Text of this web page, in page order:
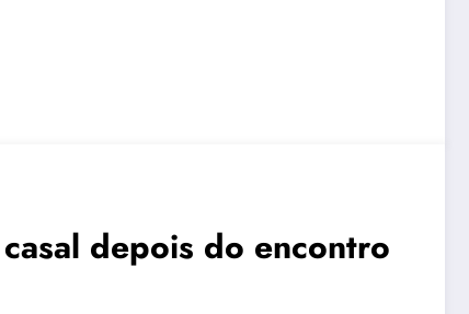
depois do encontro